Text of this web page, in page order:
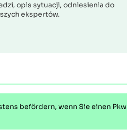
opis sytuacji, odniesienia do
ekspertów.
befördern, wenn Sie einen Pkw